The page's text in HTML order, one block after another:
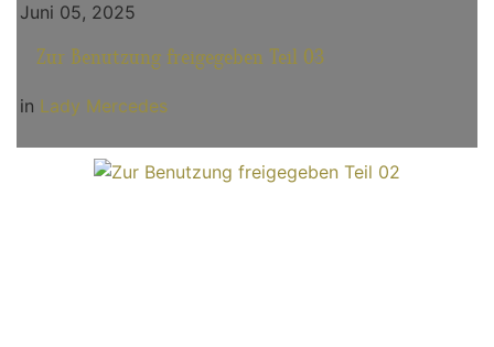
Juni 05, 2025
Zur Benutzung freigegeben Teil 03
in Lady Mercedes